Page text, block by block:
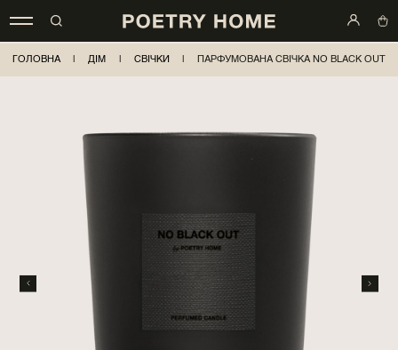
ГОЛОВНА ДІМ СВІЧКИ ПАРФУМОВАНА СВІЧКА NO BLACK OUT